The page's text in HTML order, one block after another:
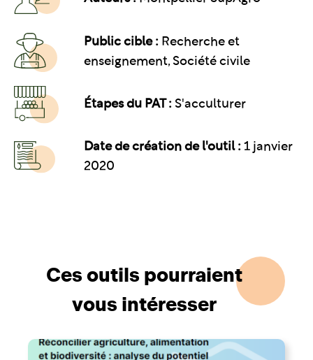
Public cible : Recherche et
enseignement, Société civile
Étapes du PAT : S'acculturer
Date de création de l'outil : 1 janvier
2020
Ces outils pourraient
vous intéresser